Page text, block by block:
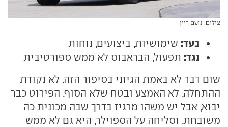
צילום: נועם ריין
בעד: שימושיות, ביצועים, נוחות
נגד: תפעול, הבראבוס לא ממש ספורטיבית
שום דבר לא באמת הגיוני בסיפור הזה. לא נקודת
ההתחלה, לא האמצע ובטח שלא הסוף. הפירוט כבר
יבוא, אבל יש משהו מרגיז בדרך שבה מכונית כה
משובחת, וסליחה על הספוילר, היא גם לא ממש